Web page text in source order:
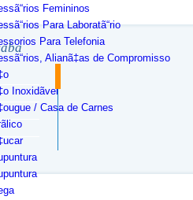
Femininos
Para Laboratã“rio
Para Telefonia
Alianã‡as de Compromisso
Inoxidãvel
/ Casa de Carnes